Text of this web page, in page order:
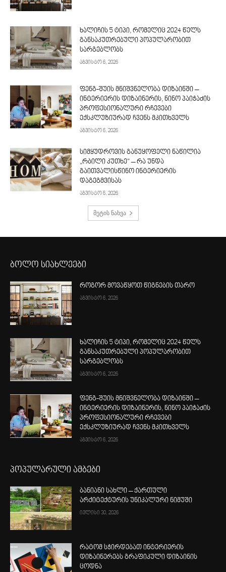
ხალიჩის 5 ტიპი, რომელიც 2024 წელს
განსაკუთრებული პოპულარობით
სარგებლობს
აგვისტო 6, 2026
ფენგ-შუის მნიშვნელობა დიზაინში –
ინტერიერის დიზაინერის, ნინო პაიჭაძის
პროფესიონალური რჩევები
ექსკლუზიურად ჩვენს მკითხველს
აგვისტო 6, 2026
სიმყუდროვის განუყოფელი ნაწილია
„რბილი კუთხე“ – რა უნდა
გაითვალისწინო ინტერიერის
დაგეგმვისას
აგვისტო 6, 2026
მეტის ნახვა
ბოლო სიახლეები
როგორ მოვაწყოთ წიგნების თარო
აგვისტო 6, 2026
ხალიჩის 5 ტიპი, რომელიც 2024 წელს
განსაკუთრებული პოპულარობით
სარგებლობს
აგვისტო 6, 2026
ფენგ-შუის მნიშვნელობა დიზაინში –
ინტერიერის დიზაინერის, ნინო პაიჭაძის
პროფესიონალური რჩევები
ექსკლუზიურად ჩვენს მკითხველს
აგვისტო 6, 2026
პოპულარული ამბები
ბანიანი სახლი – ქართული
არქიტექტურის უნიკალური ნიმუში
ივლისი 30, 2026
რატომ სჭირდებათ ინტერიერის
დიზაინერებს გრაფიკული დიზაინის
ცოდნა